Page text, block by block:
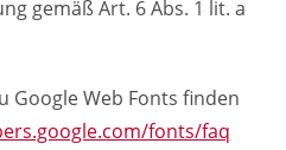
gemäß Art. 6 Abs. 1 lit. a
Google Web Fonts finden
fonts/faq